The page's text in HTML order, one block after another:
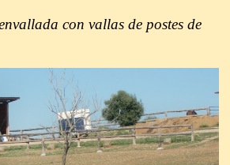
con vallas de postes de